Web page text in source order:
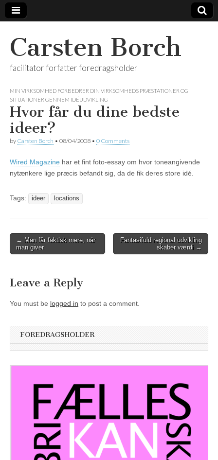
Carsten Borch
facilitator forfatter foredragsholder
MIN VIRKSOMHED FORBEDRER DIN VIRKSOMHEDS PRÆSTATIONER OG
SITUATIONER GENNEM IDÉUDVIKLING
Hvor får du dine bedste
ideer?
by Carsten Borch • 08/04/2008 • 0 Comments
Wired Magazine har et fint foto-essay om hvor toneangivende
nytænkere lige præcis befandt sig, da de fik deres store idé.
Tags: ideer locations
Post
navigation
← Man får faktisk mere, når
man giver.
Fantasifuld regional udvikling
skaber værdi →
Leave a Reply
You must be logged in to post a comment.
FOREDRAGSHOLDER